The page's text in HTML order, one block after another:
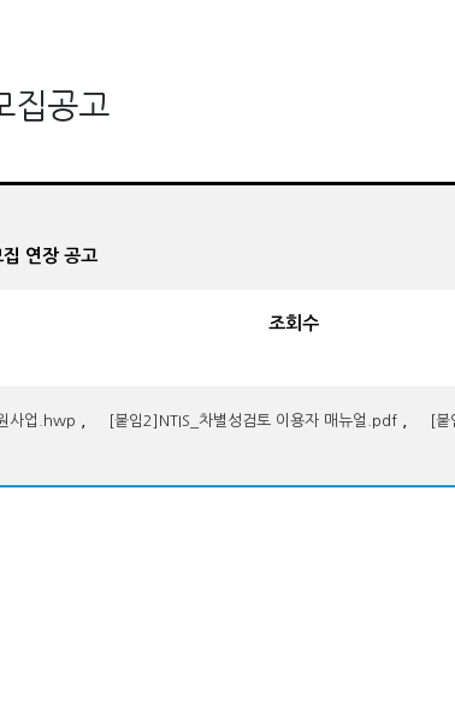
집공고
연장 공고
조회수
사업.hwp [붙임2]NTIS_차별성검토 이용자 매뉴얼.pdf
[